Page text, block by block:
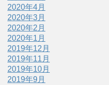
2020年4月
2020年3月
2020年2月
2020年1月
2019年12月
2019年11月
2019年10月
2019年9月